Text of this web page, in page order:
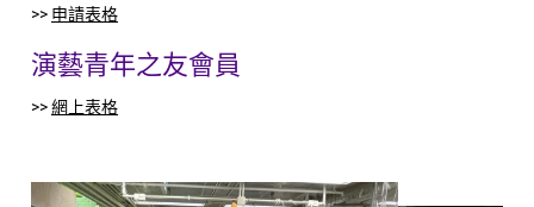
>> 申請表格
演藝青年之友會員
>>網上表格